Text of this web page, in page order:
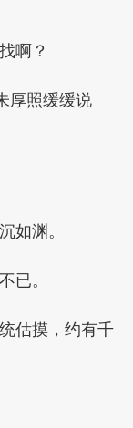
啊？
厚照缓缓说
如渊。
已。
估摸，约有千